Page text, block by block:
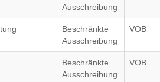
Ausschreibung
Beschränkte
Ausschreibung
VOB
Beschränkte
Ausschreibung
VOB